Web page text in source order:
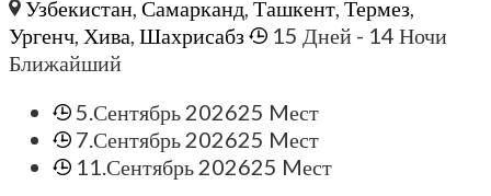
Узбекистан,Самарканд,Ташкент,Термез,
Ургенч, Хива, Шахрисабз 15 Дней - 14 Ночи
Ближайший
5.Сентябрь 202625 Mест
7.Сентябрь 202625 Mест
11.Сентябрь 202625 Mест